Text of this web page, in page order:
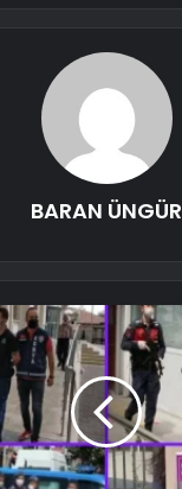
BARAN ÜNGÜR